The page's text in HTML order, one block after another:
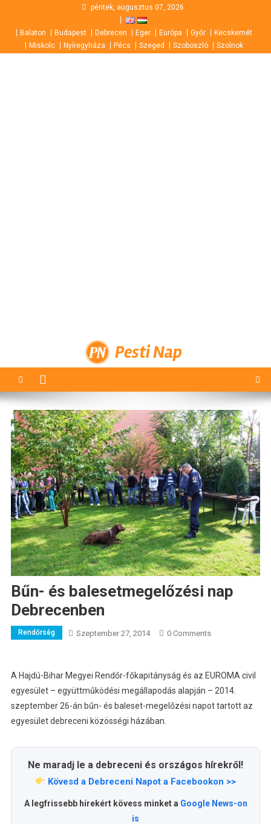
content
péntek, augusztus 07, 2026
Balaton Budapest Debrecen Eger Európa Győr
Kecskemét
Miskolc
Nyíregyháza Pécs Szeged Szoboszló Szolnok
Pesti Nap
Bűn- és balesetmegelőzési nap
Debrecenben
Rendőrség Szeptember 27, 2014 0 Comments
A Hajdú-Bihar Megyei Rendőr-főkapitányság és az EUROMA civil
egyesület – együttműködési megállapodás alapján – 2014.
szeptember 26-án bűn- és baleset-megelőzési napot tartott az
egyesület debreceni közösségi házában.
Ne maradj le a debreceni és országos hírekről!
Kövesd a Debreceni Napot a Facebookon >>
A legfrissebb hírekért kövess minket a Google News-on
is